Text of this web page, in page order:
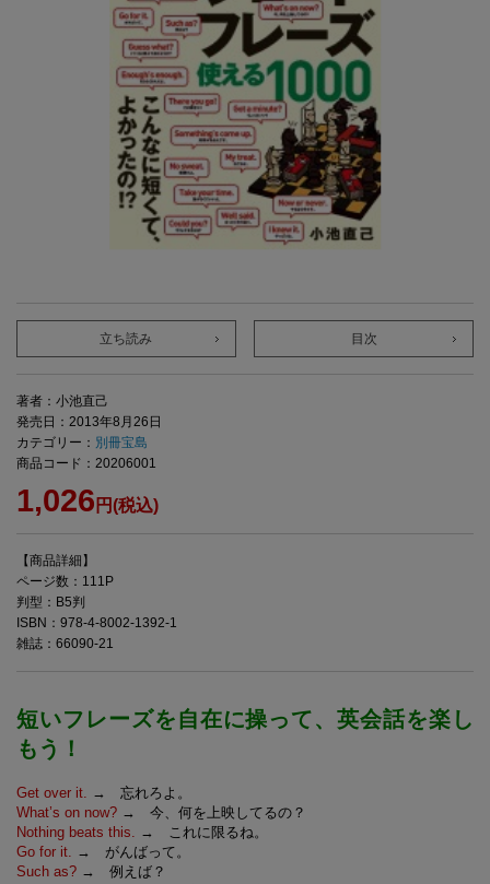
立ち読み 目次
著者：小池直己
発売日：2013年8月26日
カテゴリー： 別冊宝島
商品コード：20206001
1,026 円(税込)
【商品詳細】
ページ数：111P
判型：B5判
ISBN：978-4-8002-1392-1
雑誌：66090-21
短いフレーズを自在に操って、英会話を楽し
もう！
Get over it. → 忘れろよ。
What’s on now? → 今、何を上映してるの？
Nothing beats this. → これに限るね。
Go for it. → がんばって。
Such as? → 例えば？